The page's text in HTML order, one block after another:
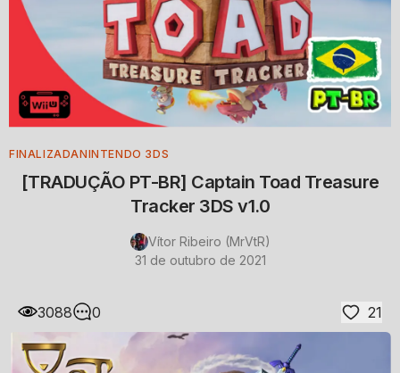
FINALIZADANINTENDO 3DS
[TRADUÇÃO PT-BR] Captain Toad Treasure
Tracker 3DS v1.0
Vítor Ribeiro (MrVtR)
31 de outubro de 2021
3088 0 21